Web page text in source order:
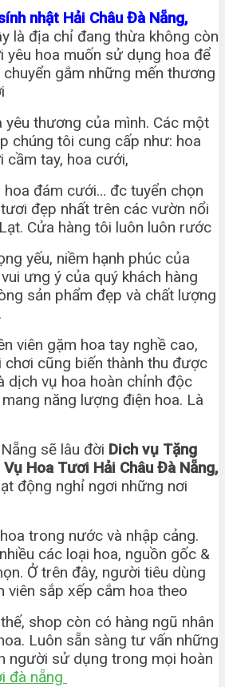
nhật Hải Châu Đà Nẵng,
là địa chỉ đang thừa không còn
yêu hoa muốn sử dụng hoa để
gắm những mến thương
thương của mình. Các một
chúng tôi cung cấp như: hoa
cầm tay, hoa cưới,
đám cưới… đc tuyển chọn
đẹp nhất trên các vườn nổi
Cửa hàng tôi luôn luôn rước
yếu, niềm hạnh phúc của
ưng ý của quý khách hàng
sản phẩm đẹp và chất lượng
viên gặm hoa tay nghề cao,
cũng biến thành thu được
dịch vụ hoa hoàn chỉnh độc
năng lượng điện hoa. Là
sẽ lâu đời Dich vụ Tặng
Hoa Tươi Hải Châu Đà Nẵng,
động nghỉ ngơi những nơi
trong nước và nhập cảng.
các loại hoa, nguồn gốc &
Ở trên đây, người tiêu dùng
viên sắp xếp cắm hoa theo
shop còn có hàng ngũ nhân
Luôn sẵn sàng tư vấn những
người sử dụng trong mọi hoàn
đà nẵng